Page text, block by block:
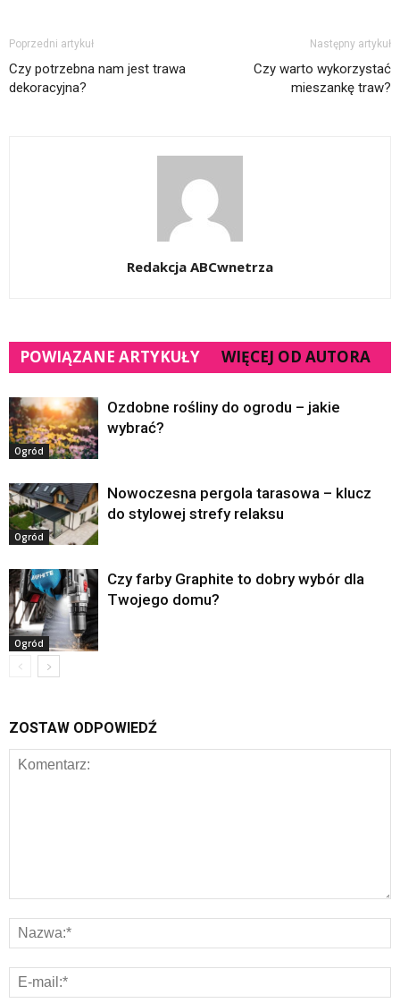
Poprzedni artykuł
Czy potrzebna nam jest trawa
dekoracyjna?
Następny artykuł
Czy warto wykorzystać
mieszankę traw?
Redakcja ABCwnetrza
POWIĄZANE ARTYKUŁY WIĘCEJ OD AUTORA
Ogród
Ozdobne rośliny do ogrodu – jakie
wybrać?
Ogród
Nowoczesna pergola tarasowa – klucz
do stylowej strefy relaksu
Ogród
Czy farby Graphite to dobry wybór dla
Twojego domu?
ZOSTAW ODPOWIEDŹ